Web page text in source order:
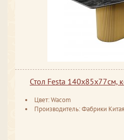
Стол Festa 140x85x77см,
Цвет: Wacom
Производитель: Фабрики Китая